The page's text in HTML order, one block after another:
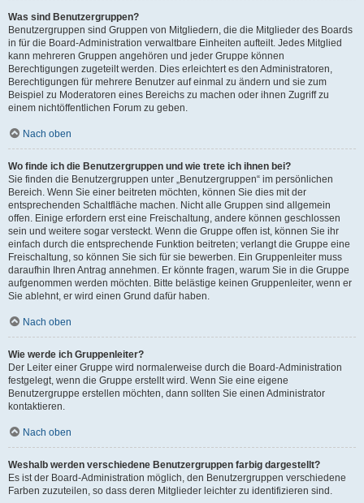
Was sind Benutzergruppen?
Benutzergruppen sind Gruppen von Mitgliedern, die die Mitglieder des Boards
in für die Board-Administration verwaltbare Einheiten aufteilt. Jedes Mitglied
kann mehreren Gruppen angehören und jeder Gruppe können
Berechtigungen zugeteilt werden. Dies erleichtert es den Administratoren,
Berechtigungen für mehrere Benutzer auf einmal zu ändern und sie zum
Beispiel zu Moderatoren eines Bereichs zu machen oder ihnen Zugriff zu
einem nichtöffentlichen Forum zu geben.
Nach oben
Wo finde ich die Benutzergruppen und wie trete ich ihnen bei?
Sie finden die Benutzergruppen unter „Benutzergruppen“ im persönlichen
Bereich. Wenn Sie einer beitreten möchten, können Sie dies mit der
entsprechenden Schaltfläche machen. Nicht alle Gruppen sind allgemein
offen. Einige erfordern erst eine Freischaltung, andere können geschlossen
sein und weitere sogar versteckt. Wenn die Gruppe offen ist, können Sie ihr
einfach durch die entsprechende Funktion beitreten; verlangt die Gruppe eine
Freischaltung, so können Sie sich für sie bewerben. Ein Gruppenleiter muss
daraufhin Ihren Antrag annehmen. Er könnte fragen, warum Sie in die Gruppe
aufgenommen werden möchten. Bitte belästige keinen Gruppenleiter, wenn er
Sie ablehnt, er wird einen Grund dafür haben.
Nach oben
Wie werde ich Gruppenleiter?
Der Leiter einer Gruppe wird normalerweise durch die Board-Administration
festgelegt, wenn die Gruppe erstellt wird. Wenn Sie eine eigene
Benutzergruppe erstellen möchten, dann sollten Sie einen Administrator
kontaktieren.
Nach oben
Weshalb werden verschiedene Benutzergruppen farbig dargestellt?
Es ist der Board-Administration möglich, den Benutzergruppen verschiedene
Farben zuzuteilen, so dass deren Mitglieder leichter zu identifizieren sind.